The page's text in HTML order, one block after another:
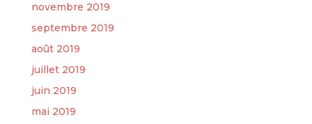
novembre 2019
septembre 2019
août 2019
juillet 2019
juin 2019
mai 2019